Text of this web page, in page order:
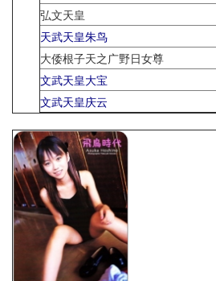
弘文天皇
天武天皇朱鸟
大倭根子天之广野日女尊
文武天皇大宝
文武天皇庆云